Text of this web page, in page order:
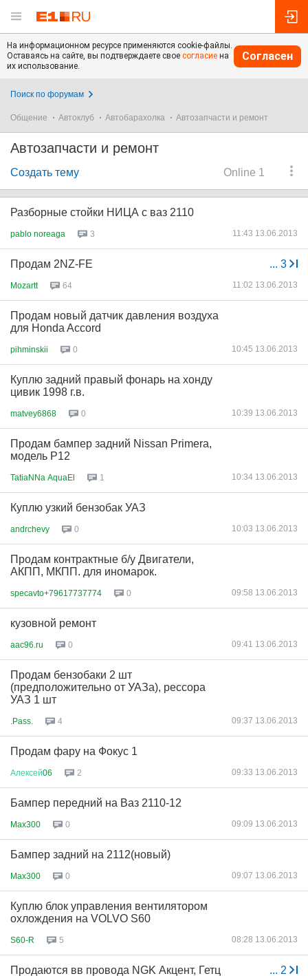
На информационном ресурсе применяются cookie-файлы.
Оставаясь на сайте, вы подтверждаете свое согласие на
их использование.
Согласен
Поиск по форумам
Общение Автоклуб Автобарахолка Автозапчасти и ремонт
Автозапчасти и ремонт
Online 1
Создать тему
Разборные стойки НИЦА с ваз 2110
pablo noreaga 3 11:43 13.06.2013
... 3
Продам 2NZ-FE
Mozartt 64 11:02 13.06.2013
Продам новый датчик давления воздуха
для Honda Accord
pihminskii 0 10:45 13.06.2013
Куплю задний правый фонарь на хонду
цивик 1998 г.в.
matvey6868 0 10:39 13.06.2013
Продам бампер задний Nissan Primera,
модель P12
TatiaNNa AquaEl 1 10:34 13.06.2013
Куплю узкий бензобак УАЗ
andrchevy 0 10:03 13.06.2013
Продам контрактные б/у Двигатели,
АКПП, МКПП. для иномарок.
specavto+79617737774 0 09:58 13.06.2013
кузовной ремонт
aac96.ru 0 09:41 13.06.2013
Продам бензобаки 2 шт
(предположительно от УАЗа), рессора
УАЗ 1 шт
.Pass. 4 09:37 13.06.2013
Продам фару на Фокус 1
Алексей06 2 09:33 13.06.2013
Бампер передний на Ваз 2110-12
Max300 0 09:09 13.06.2013
Бампер задний на 2112(новый)
Max300 0 09:07 13.06.2013
Куплю блок управления вентилятором
охлождения на VOLVO S60
S60-R 5 08:28 13.06.2013
... 2
Продаются вв провода NGK Акцент, Гетц